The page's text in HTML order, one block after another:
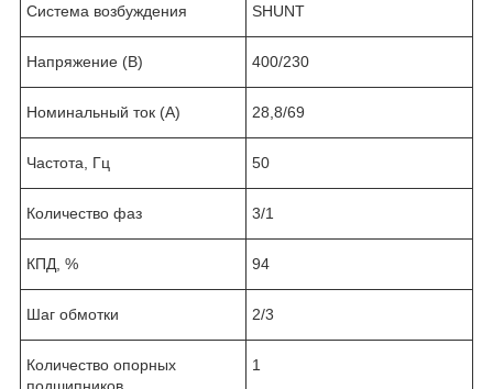
Система возбуждения SHUNT
Напряжение (В) 400/230
Номинальный ток (А) 28,8/69
Частота, Гц 50
Количество фаз 3/1
КПД, % 94
Шаг обмотки 2/3
Количество опорных
подшипников
1